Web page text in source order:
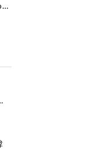
[as”on] BONITA MINI BAG / BLACK 正規品 韓国ブランド 韓国通販 韓国代行 韓国ファッション as on ason エズオン アズオン
ファッション クール クーア クアー 日本 店舗